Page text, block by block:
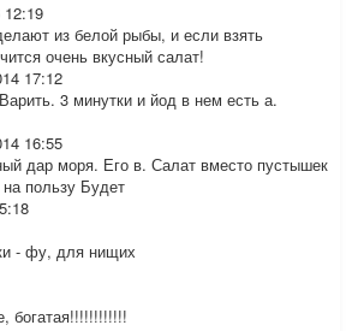
12:19
из белой рыбы, и если взять
очень вкусный салат!
17:12
3 минутки и йод в нем есть а.
16:55
дар моря. Его в. Салат вместо пустышек
пользу Будет
- фу, для нищих
богатая!!!!!!!!!!!!